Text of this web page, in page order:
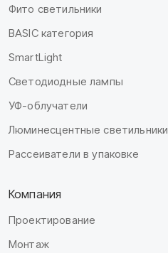
Фито светильники
BASIC категория
SmartLight
Светодиодные лампы
УФ-облучатели
Люминесцентные светильники
Рассеиватели в упаковке
Компания
Проектирование
Монтаж